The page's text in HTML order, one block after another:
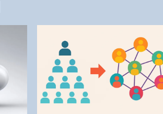
Andelfingen
Balsthal